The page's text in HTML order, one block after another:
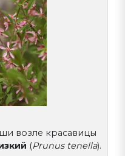
возле красавицы
(Prunus tenella).